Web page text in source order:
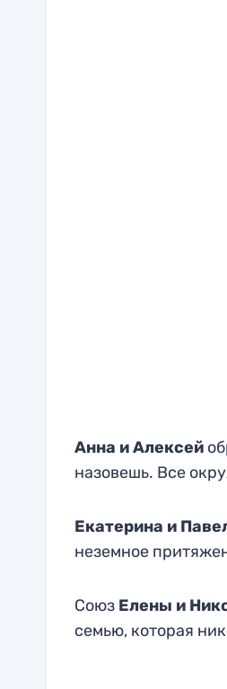
Анна и Алексей
назовешь. Все
Екатерина и
неземное
Союз Елены и
семью, которая